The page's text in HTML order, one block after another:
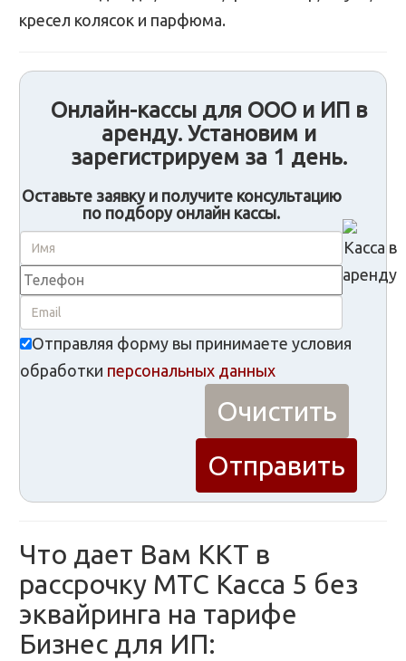
кресел колясок и парфюма.
Онлайн-кассы для ООО и ИП в
аренду. Установим и
зарегистрируем за 1 день.
Оставьте заявку и получите консультацию
по подбору онлайн кассы.
Отправляя форму вы принимаете условия
обработки персональных данных
Что дает Вам ККТ в
рассрочку МТС Касса 5 без
эквайринга на тарифе
Бизнес для ИП: